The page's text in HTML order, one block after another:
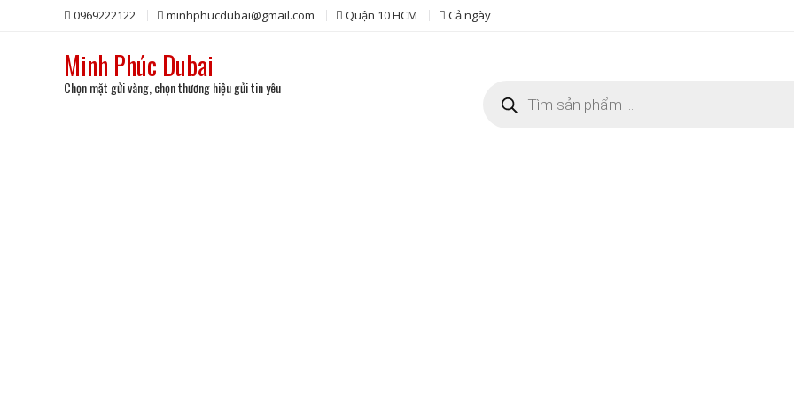
0969222122 minhphucdubai@gmail.com Quận 10 HCM Cả ngày
Minh Phúc Dubai
Chọn mặt gửi vàng, chọn thương hiệu gửi tin yêu
kiếm
sản